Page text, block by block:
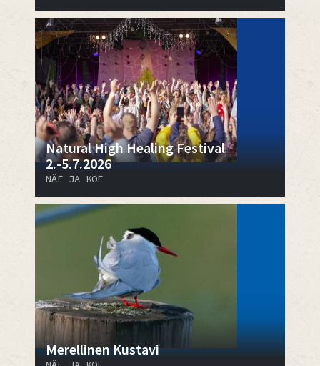
Natural High Healing Festival
2.-5.7.2026
NÄE JA KOE
Merellinen Kustavi